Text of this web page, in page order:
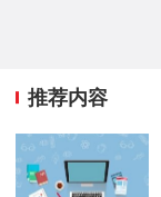
推荐内容